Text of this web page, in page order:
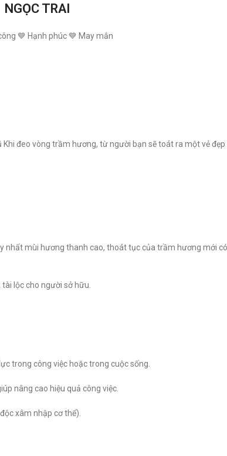
NGỌC TRAI
💙 Hạnh phúc 💙 May mắn
đeo vòng trầm hương, từ người bạn sẽ toát ra một vẻ
mùi hương thanh cao, thoát tục của trầm hương mới
lộc cho người sở hữu.
trong công việc hoặc trong cuộc sống.
nâng cao hiệu quả công việc.
xâm nhập cơ thể).